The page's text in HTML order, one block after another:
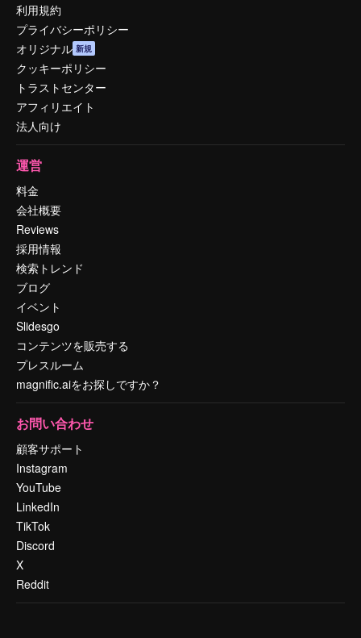
利用規約
プライバシーポリシー
オリジナル 新規
クッキーポリシー
トラストセンター
アフィリエイト
法人向け
運営
料金
会社概要
Reviews
採用情報
検索トレンド
ブログ
イベント
Slidesgo
コンテンツを販売する
プレスルーム
magnific.aiをお探しですか？
お問い合わせ
顧客サポート
Instagram
YouTube
LinkedIn
TikTok
Discord
X
Reddit